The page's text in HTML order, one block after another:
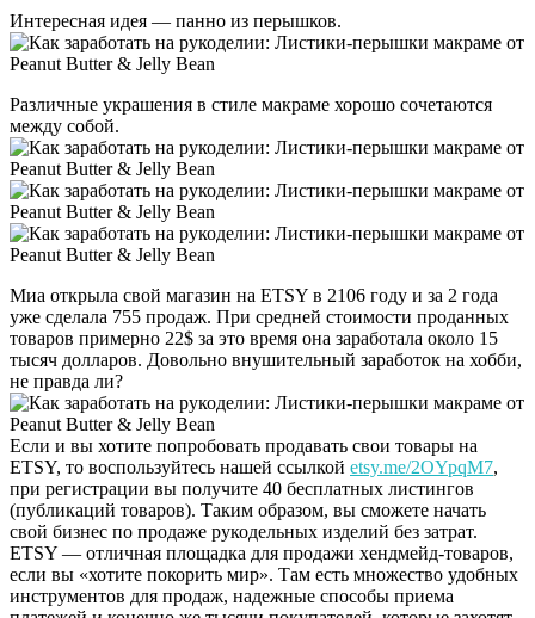
Интересная идея — панно из перышков.
Различные украшения в стиле макраме хорошо сочетаются
между собой.
Миа открыла свой магазин на ETSY в 2106 году и за 2 года
уже сделала 755 продаж. При средней стоимости проданных
товаров примерно 22$ за это время она заработала около 15
тысяч долларов. Довольно внушительный заработок на хобби,
не правда ли?
Если и вы хотите попробовать продавать свои товары на
ETSY, то воспользуйтесь нашей ссылкой etsy.me/2OYpqM7,
при регистрации вы получите 40 бесплатных листингов
(публикаций товаров). Таким образом, вы сможете начать
свой бизнес по продаже рукодельных изделий без затрат.
ETSY — отличная площадка для продажи хендмейд-товаров,
если вы «хотите покорить мир». Там есть множество удобных
инструментов для продаж, надежные способы приема